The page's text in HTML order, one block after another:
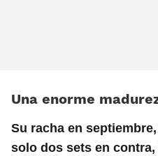
Una enorme
Su racha en
solo dos sets en